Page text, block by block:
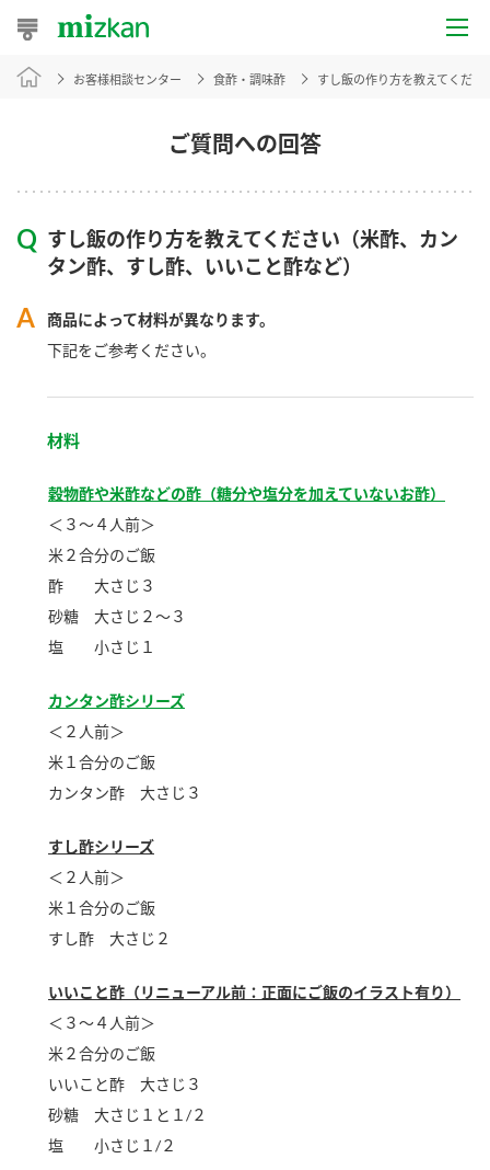
おうちレシピ
レシピ特集
レシピカテゴリ一覧
商品情報
商品カテゴリ
酢 調味酢
お酢ドリンク
みりん風・料理酒
クイック調味料
炊き込みご飯の素
新商品一覧
キャンペーン情報
ブランド・スペシャルサイト
商品ブランドサイト
Fibee（ファイビー）
くらしプラ酢
お酢ドリンク
味ぽん
つゆ
納豆のサイト
PIN印
三ツ判山吹
企業情報
国内事業概要
ミツカンを知る
環境への取り組み
ZENB initiative
MIM（ミツカンミュージアム）
採用情報
ニュースリリース
お客様相談センター
お客様の声をいかしました
ご質問への回答
お客様相談センター 食酢・調味酢 すし飯の作り方を教えてくだ
すし飯の作り方を教えてください（米酢、カン
タン酢、すし酢、いいこと酢など）
商品によって材料が異なります。
下記をご参考ください。
材料
穀物酢や米酢などの酢（糖分や塩分を加えていないお酢）
＜３～４人前＞
米２合分のご飯
酢 大さじ３
砂糖 大さじ２～３
塩 小さじ１
カンタン酢シリーズ
＜２人前＞
米１合分のご飯
カンタン酢 大さじ３
すし酢シリーズ
＜２人前＞
米１合分のご飯
すし酢 大さじ２
いいこと酢（リニューアル前：正面にご飯のイラスト有り）
＜３～４人前＞
米２合分のご飯
いいこと酢 大さじ３
砂糖 大さじ１と１/２
塩 小さじ１/２